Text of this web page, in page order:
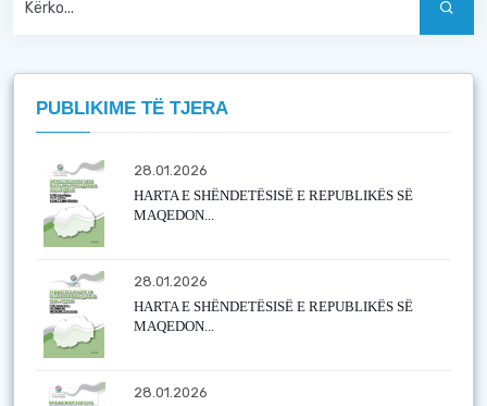
PUBLIKIME TË TJERA
28.01.2026
HARTA E SHËNDETËSISË E REPUBLIKËS SË
MAQEDON...
28.01.2026
HARTA E SHËNDETËSISË E REPUBLIKËS SË
MAQEDON...
28.01.2026